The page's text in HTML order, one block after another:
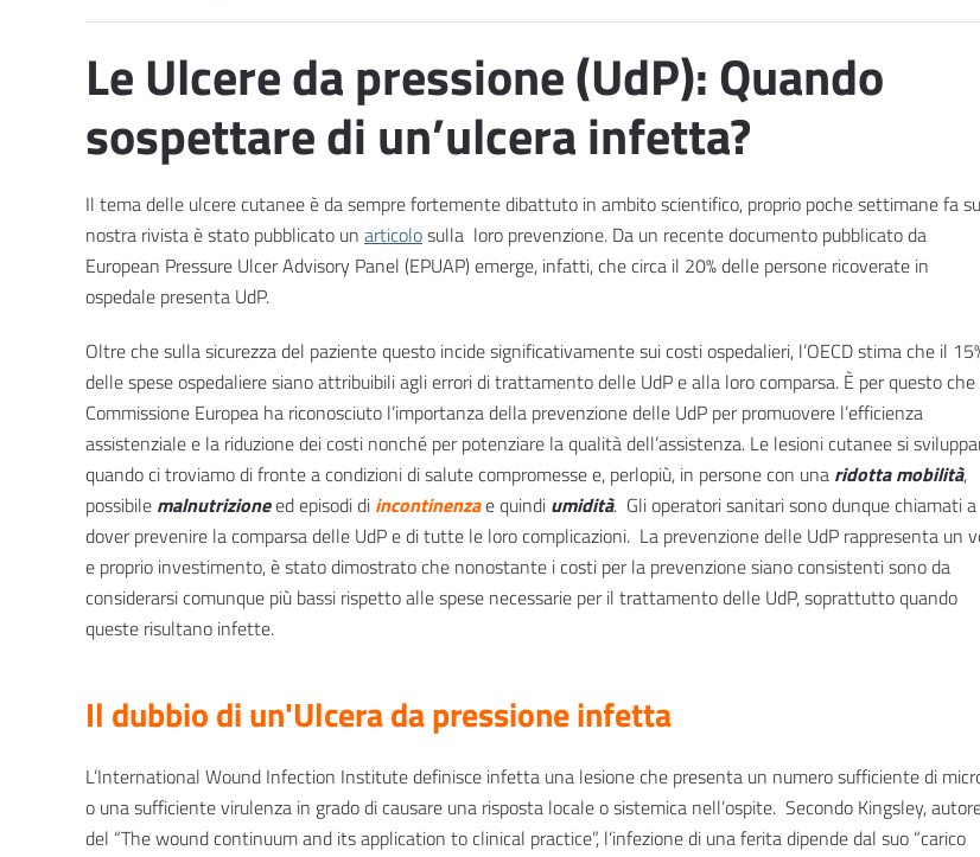
Le Ulcere da pressione (UdP): Quando
sospettare di un’ulcera infetta?
Il tema delle ulcere cutanee è da sempre fortemente dibattuto in ambito scientifico, proprio poche settimane fa
nostra rivista è stato pubblicato un articolosulla loro prevenzione. Da un recente documento pubblicato da
European Pressure Ulcer Advisory Panel (EPUAP) emerge, infatti, che circa il 20% delle persone ricoverate in
ospedale presenta UdP.
Oltre che sulla sicurezza del paziente questo incide significativamente sui costi ospedalieri, l’OECD stima che il
delle spese ospedaliere siano attribuibili agli errori di trattamento delle UdP e alla loro comparsa. È per questo
Commissione Europea ha riconosciuto l’importanza della prevenzione delle UdP per promuovere l’efficienza
assistenziale e la riduzione dei costi nonché per potenziare la qualità dell’assistenza. Le lesioni cutanee si
quando ci troviamo di fronte a condizioni di salute compromesse e, perlopiù, in persone con una ridotta mobilità,
possibile malnutrizioneed episodi di incontinenzae quindi umidità. Gli operatori sanitari sono dunque chiamati a
dover prevenire la comparsa delle UdP e di tutte le loro complicazioni. La prevenzione delle UdP rappresenta un
e proprio investimento, è stato dimostrato che nonostante i costi per la prevenzione siano consistenti sono da
considerarsi comunque più bassi rispetto alle spese necessarie per il trattamento delle UdP, soprattutto quando
queste risultano infette.
Il dubbio di un'Ulcera da pressione infetta
L’International Wound Infection Institute definisce infetta una lesione che presenta un numero sufficiente di
o una sufficiente virulenza in grado di causare una risposta locale o sistemica nell’ospite. Secondo Kingsley,
del “The wound continuum and its application to clinical practice”, l’infezione di una ferita dipende dal suo “carico